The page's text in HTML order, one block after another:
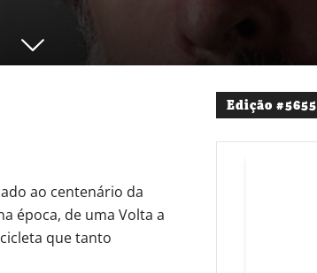
ao centenário da
época, de uma Volta a
que tanto
Edição #5655